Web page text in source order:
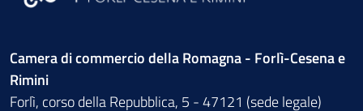
Camera di commercio della Romagna - Forlì-Cesena e
Rimini
Forlì, corso della Repubblica, 5 - 47121 (sede legale)